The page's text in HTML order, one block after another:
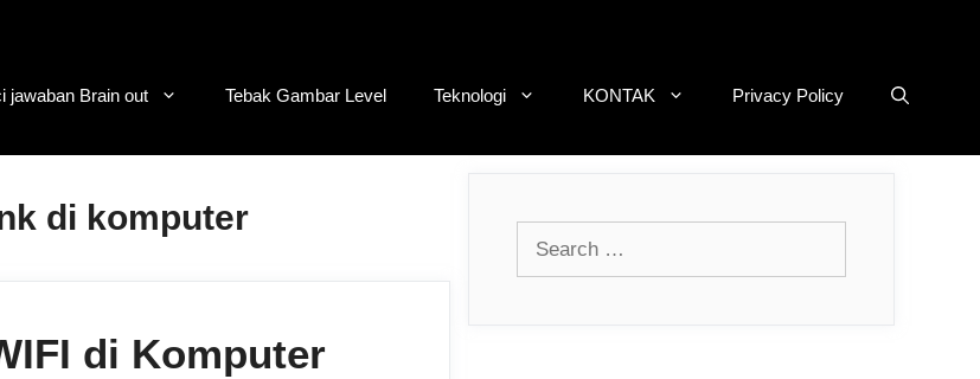
jawaban Brain out Tebak Gambar Level Teknologi KONTAK Privacy Policy
di komputer
di Komputer